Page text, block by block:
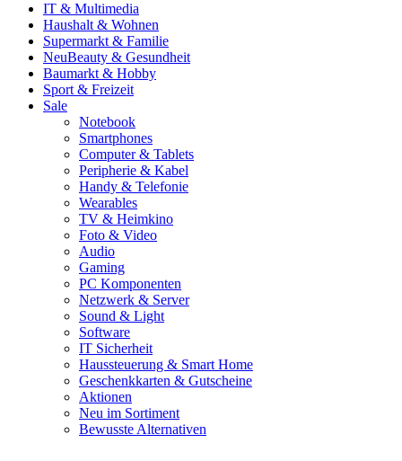
IT & Multimedia
Haushalt & Wohnen
Supermarkt & Familie
NeuBeauty & Gesundheit
Baumarkt & Hobby
Sport & Freizeit
Sale
Notebook
Smartphones
Computer & Tablets
Peripherie & Kabel
Handy & Telefonie
Wearables
TV & Heimkino
Foto & Video
Audio
Gaming
PC Komponenten
Netzwerk & Server
Sound & Light
Software
IT Sicherheit
Haussteuerung & Smart Home
Geschenkkarten & Gutscheine
Aktionen
Neu im Sortiment
Bewusste Alternativen